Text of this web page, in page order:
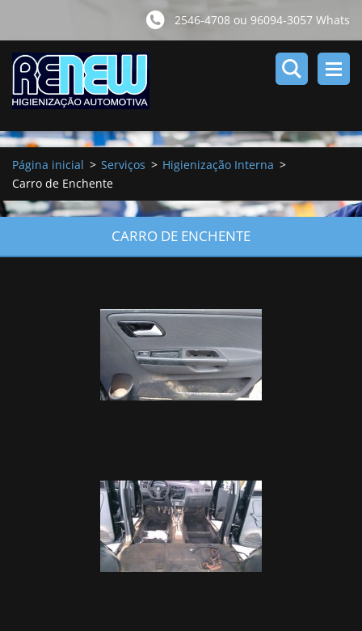
2546-4708 ou 96094-3057 Whats
Página inicial > Serviços > Higienização Interna >
Carro de Enchente
CARRO DE ENCHENTE